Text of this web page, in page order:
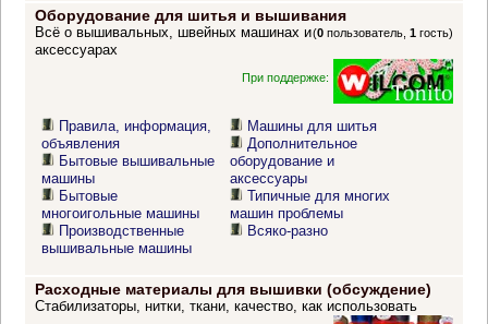
Оборудование для шитья и вышивания
(0 пользователь,1 гость)
Всё о вышивальных, швейных машинах и
аксессуарах
При поддержке:
Правила, информация,
объявления
Бытовые вышивальные
машины
Бытовые
многоигольные машины
Производственные
вышивальные машины
Машины для шитья
Дополнительное
оборудование и
аксессуары
Типичные для многих
машин проблемы
Всяко-разно
Расходные материалы для вышивки (обсуждение)
Стабилизаторы, нитки, ткани, качество, как использовать